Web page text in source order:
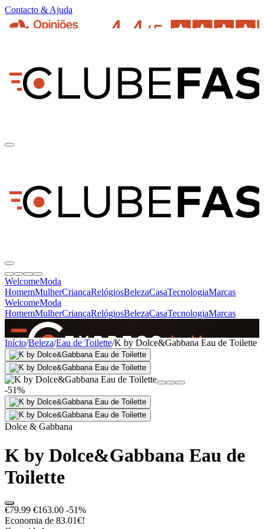
Contacto & Ajuda
WelcomeModa
HomemMulherCriançaRelógiosBelezaCasaTecnologiaMarcas
WelcomeModa
HomemMulherCriançaRelógiosBelezaCasaTecnologiaMarcas
SINCE 2005
+de 36.000 reviews
Início/Beleza/Eau de Toilette/K by Dolce&Gabbana Eau de Toilette
-51%
Dolce & Gabbana
K by Dolce&Gabbana Eau de
Toilette
€79.99 €163.00 -51%
Economia de 83.01€!